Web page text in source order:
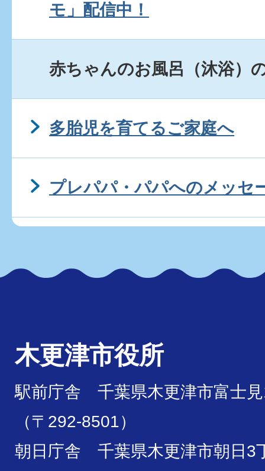
モ」配信中！
赤ちゃんのお風呂（沐浴）
多胎児を育てるご家庭へ
プレパパ・パパへのメッセ
木更津市役所
駅前庁舎 千葉県木更津市富士
（〒292-8501）
朝日庁舎 千葉県木更津市朝日3